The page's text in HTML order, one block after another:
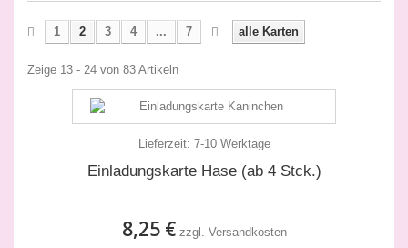
alle Karten
1 2 3 4 ... 7
Zeige 13 - 24 von 83 Artikeln
Lieferzeit: 7-10 Werktage
Einladungskarte Hase (ab 4 Stck.)
8,25 € zzgl. Versandkosten